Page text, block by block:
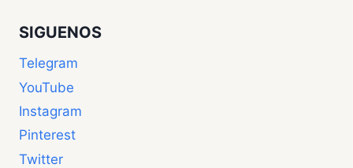
SIGUENOS
Telegram
YouTube
Instagram
Pinterest
Twitter